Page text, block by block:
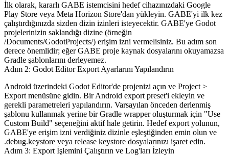
İlk olarak, kararlı GABE istemcisini hedef cihazınızdaki Google
Play Store veya Meta Horizon Store'dan yükleyin. GABE'yi ilk kez
çalıştırdığınızda sizden dizin izinleri isteyecektir. GABE'ye Godot
projelerinizin saklandığı dizine (örneğin
/Documents/GodotProjects/) erişim izni vermelisiniz. Bu adım son
derece önemlidir; eğer GABE proje kaynak dosyalarını okuyamazsa
Gradle şablonlarını derleyemez.
Adım 2: Godot Editor Export Ayarlarını Yapılandırın
Android üzerindeki Godot Editor'de projenizi açın ve Project >
Exportmenüsüne gidin. Bir Android export preset'i ekleyin ve
gerekli parametreleri yapılandırın. Varsayılan önceden derlenmiş
şablonu kullanmak yerine bir Gradle wrapper oluşturmak için "Use
Custom Build" seçeneğini aktif hale getirin. Hedef export yolunun,
GABE'ye erişim izni verdiğiniz dizinle eşleştiğinden emin olun ve
.debug.keystore veya release keystore dosyalarınızı işaret edin.
Adım 3: Export İşlemini Çalıştırın ve Log'ları İzleyin